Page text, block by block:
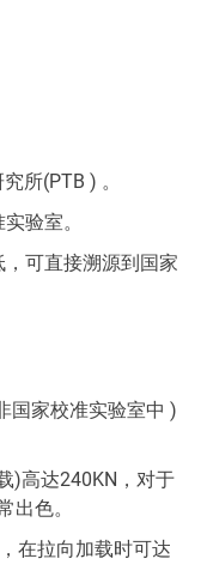
所(PTB ) 。
验室。
可直接溯源到国家
国家校准实验室中 )
)高达240KN，对于
出色。
在拉向加载时可达